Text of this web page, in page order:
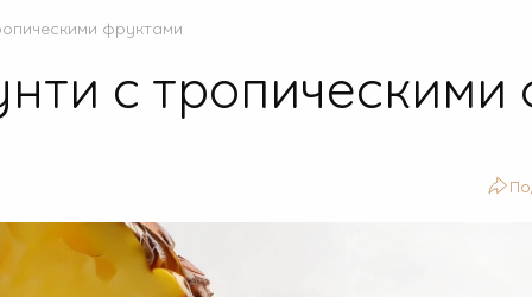
Холодильники Side-by-side
фруктами
с